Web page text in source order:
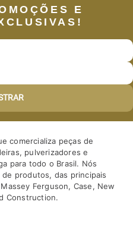
E
comercializa peças de
pulverizadores e
para todo o Brasil. Nós
produtos, das principais
Ferguson, Case, New
Construction.
um atendimento